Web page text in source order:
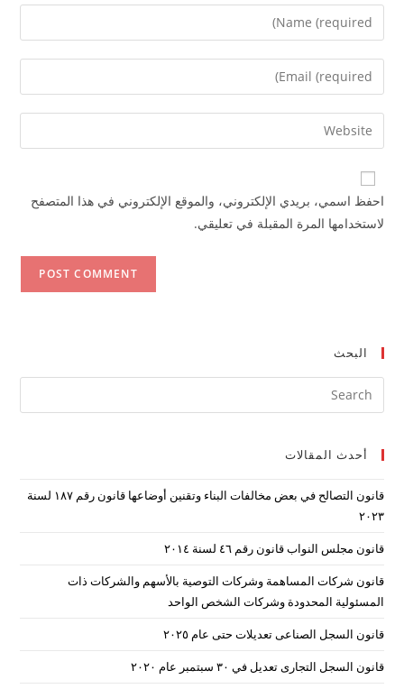
Enter
your
name
comment
Enter
your
email
address
comment
Enter
your
website
URL
احفظ اسمي، بريدي الإلكتروني، والموقع الإلكتروني في هذا المتصفح
لاستخدامها المرة المقبلة في تعليقي.
البحث
أحدث المقالات
قانون التصالح في بعض مخالفات البناء وتقنين أوضاعها قانون رقم ۱۸۷ لسنة
۲۰۲۳
قانون مجلس النواب قانون رقم ٤٦ لسنة ٢٠١٤
قانون شركات المساهمة وشركات التوصية بالأسهم والشركات ذات
المسئولية المحدودة وشركات الشخص الواحد
قانون السجل الصناعى تعديلات حتى عام ٢٠٢٥
قانون السجل التجارى تعديل في ٣٠ سبتمبر عام ٢٠٢٠